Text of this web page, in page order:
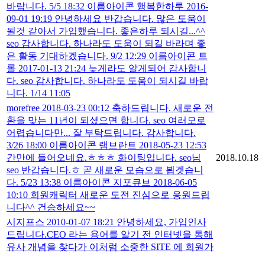
바랍니다. 5/5 18:32 이름아이콘 행복한하루 2016-
09-01 19:19 안녕하세요 반갑습니다. 많은 도움이
될것 같아서 가입했습니다. 좋은하루 되시길...^^
seo 감사합니다. 하나라도 도움이 되길 바라며 좋
은 활동 기대하겠습니다. 9/2 12:29 이름아이콘 트
롤 2017-01-13 21:24 늦게라도 알게되어 감사합니
다. seo 감사합니다. 하나라도 도움이 되시길 바랍
니다. 1/14 11:05
morefree 2018-03-23 00:12 축하드립니다. 새로운 전
환을 맞는 11년이 되셨으면 합니다. seo 여러모로
어렵습니다만... 잘 부탁드립니다. 감사합니다.
3/26 18:00 이름아이콘 램브란트 2018-05-23 12:53
간만에 들어오네요.ㅎㅎㅎ 화이팅입니다. seo님
seo 반갑습니다.ㅎ 곧 새로운 모습으로 뵙겟습니
다. 5/23 13:38 이름아이콘 지포큐브 2018-06-05
10:10 회원캐릭터 새로운 도전 진심으로 응원드립
니다^^ 건승하세요~~
2018.10.18
시지프스 2010-01-07 18:21 안녕하세요, 가입인사
드립니다.CEO 라는 용어를 알기 전 인터넷을 통해
유사 개념을 찾다가 이처럼 소중한 SITE 에 회원가